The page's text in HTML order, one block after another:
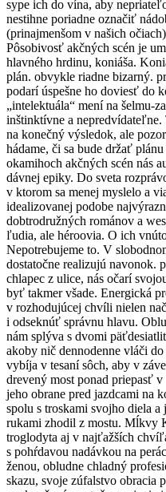
sype ich do vína, aby
nestihne poriadne označiť
(prinajmenšom v našich
Pôsobivosť akčných scén je
hlavného hrdinu, koniáša.
plán. obvykle riadne bizarný.
podarí úspešne ho doviesť do
„intelektuála“ mení na šelmu-
inštinktívne a nepredvídateľne.
na konečný výsledok, ale
hádame, či sa bude držať
okamihoch akčných scén nás
dávnej epiky. Do sveta
v ktorom sa menej myslelo a
idealizovanej podobe
dobtrodružných románov a
ľudia, ale héroovia. O ich
Nepotrebujeme to. V
dostatočne realizujú navonok.
chlapec z ulice, nás očarí
byť takmer všade. Energická
v rozhodujúcej chvíli nielen
i odseknúť správnu hlavu.
nám splýva s dvomi
akoby nič dennodenne vláči
vybíja v tesaní sôch, aby v
drevený most ponad priepasť
jeho obrane pred jazdcami na
spolu s troskami svojho diela
rukami zhodil z mostu. Mĺkvy
troglodyta aj v najťažších
s pohŕdavou nadávkou na
ženou, obludne chladný
skazu, svoje zúfalstvo obracia